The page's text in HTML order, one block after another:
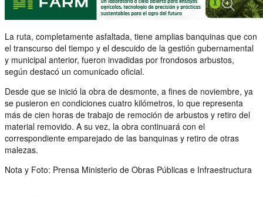
La ruta, completamente asfaltada, tiene amplias banquinas que con
el transcurso del tiempo y el descuido de la gestión gubernamental
y municipal anterior, fueron invadidas por frondosos arbustos,
según destacó un comunicado oficial.
Desde que se inició la obra de desmonte, a fines de noviembre, ya
se pusieron en condiciones cuatro kilómetros, lo que representa
más de cien horas de trabajo de remoción de arbustos y retiro del
material removido. A su vez, la obra continuará con el
correspondiente emparejado de las banquinas y retiro de otras
malezas.
Nota y Foto: Prensa Ministerio de Obras Públicas e Infraestructura